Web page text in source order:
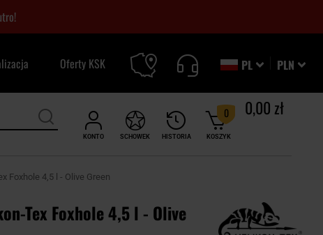
PLN
PL
Oferty KSK
KONTO HISTORIA
SCHOWEK KOSZYK
0 0,00 zł
Foxhole 4,5 l - Olive Green
Tex Foxhole 4,5 l - Olive